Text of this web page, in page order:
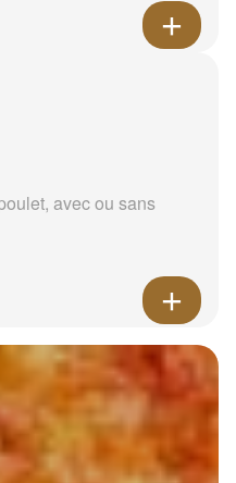
avec ou sans